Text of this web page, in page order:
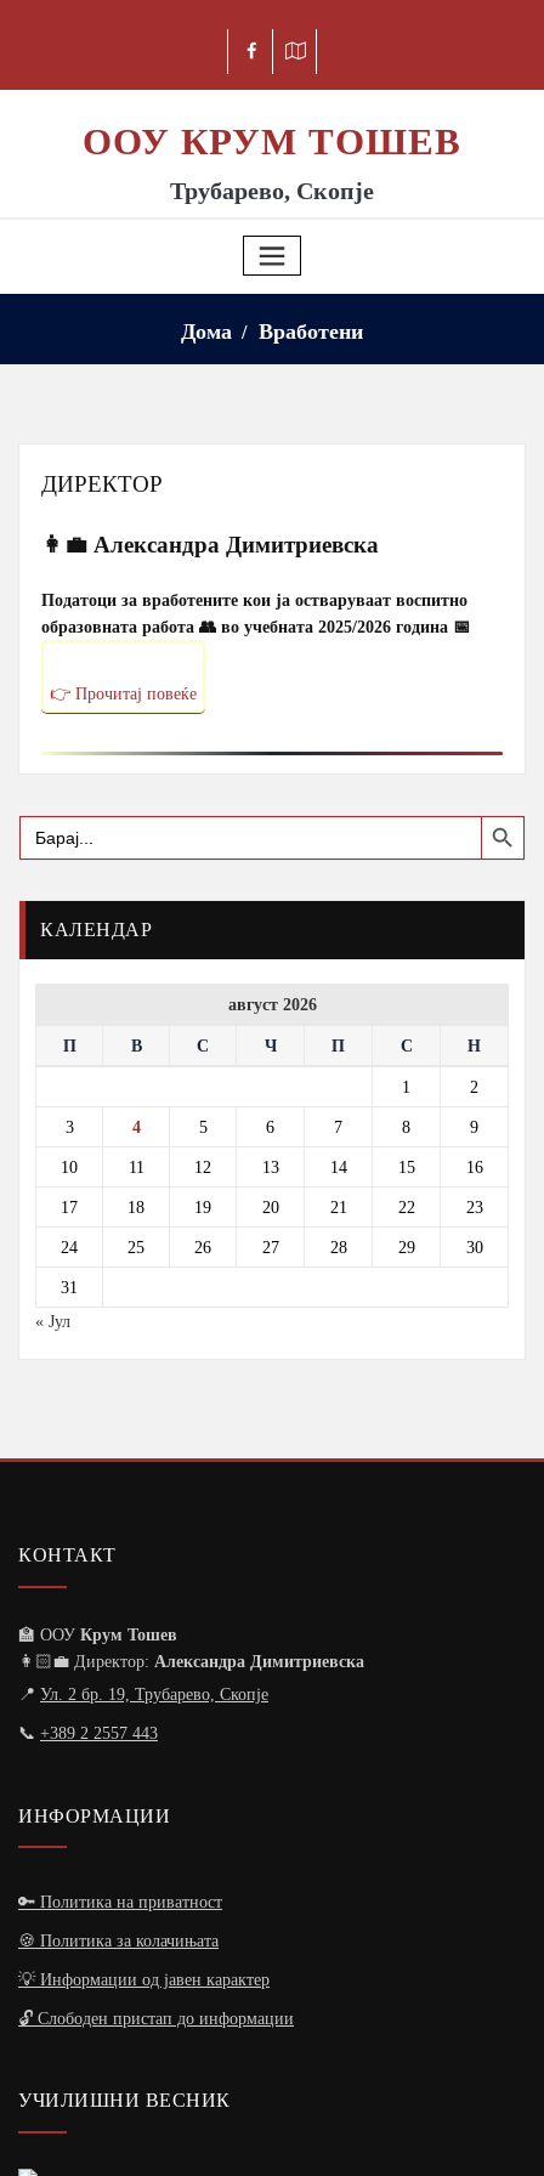
ООУ КРУМ ТОШЕВ
Трубарево, Скопје
Дома Вработени
ДИРЕКТОР
👩‍💼 Александра Димитриевска
Податоци за вработените кои ја остваруваат воспитно
образовната работа 👥 во учебната 2025/2026 година 📅
👉 Прочитај повеќе
Search
for:
Search Button
КАЛЕНДАР
август 2026
П В С Ч П С Н
1 2
3 4 5 6 7 8 9
10 11 12 13 14 15 16
17 18 19 20 21 22 23
24 25 26 27 28 29 30
31
« Јул
КОНТАКТ
🏫 ООУ Крум Тошев
👩🏻‍💼 Директор: Александра Димитриевска
📍 Ул. 2 бр. 19, Трубарево, Скопје
📞 +389 2 2557 443
ИНФОРМАЦИИ
🔑 Политика на приватност
🍪 Политика за колачињата
💡 Информации од јавен карактер
🔓 Слободен пристап до информации
УЧИЛИШНИ ВЕСНИК